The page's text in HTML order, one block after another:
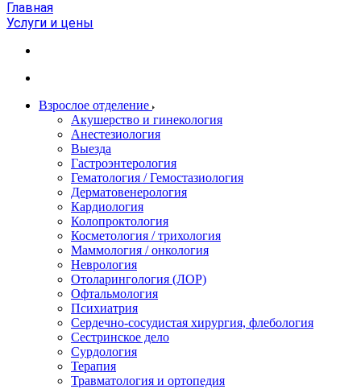
Главная
Услуги и цены
Взрослое отделение
Акушерство и гинекология
Анестезиология
Выезда
Гастроэнтерология
Гематология / Гемостазиология
Дерматовенерология
Кардиология
Колопроктология
Косметология / трихология
Маммология / онкология
Неврология
Отоларингология (ЛОР)
Офтальмология
Психиатрия
Сердечно-сосудистая хирургия, флебология
Сестринское дело
Сурдология
Терапия
Травматология и ортопедия